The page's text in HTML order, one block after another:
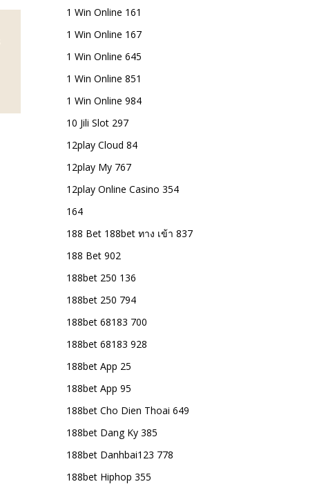
1 Win Online 161
1 Win Online 167
1 Win Online 645
1 Win Online 851
1 Win Online 984
10 Jili Slot 297
12play Cloud 84
12play My 767
12play Online Casino 354
164
188 Bet 188bet ทาง เข้า 837
188 Bet 902
188bet 250 136
188bet 250 794
188bet 68183 700
188bet 68183 928
188bet App 25
188bet App 95
188bet Cho Dien Thoai 649
188bet Dang Ky 385
188bet Danhbai123 778
188bet Hiphop 355